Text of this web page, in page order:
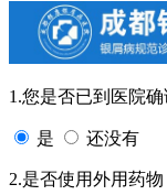
1.您是否已到医院确
是 还没有
2.是否使用外用药物